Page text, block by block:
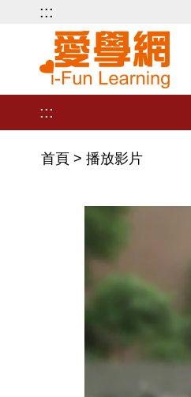
:::
:::
首頁 > 播放影片